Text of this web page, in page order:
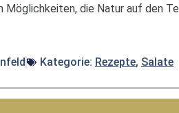
Möglichkeiten, die Natur auf den
Kategorie: Rezepte, Salate